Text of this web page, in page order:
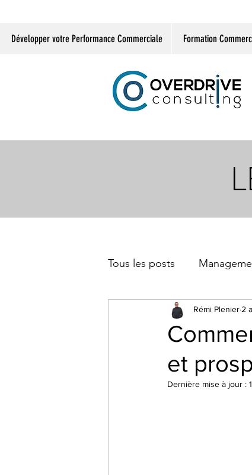
Développer votre Performance Commerciale Formation
Tous les posts
et
Rémi Plenier 2
Dernière mise à jour :